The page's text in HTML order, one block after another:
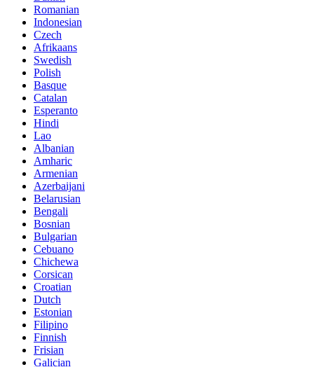
Romanian
Indonesian
Czech
Afrikaans
Swedish
Polish
Basque
Catalan
Esperanto
Hindi
Lao
Albanian
Amharic
Armenian
Azerbaijani
Belarusian
Bengali
Bosnian
Bulgarian
Cebuano
Chichewa
Corsican
Croatian
Dutch
Estonian
Filipino
Finnish
Frisian
Galician